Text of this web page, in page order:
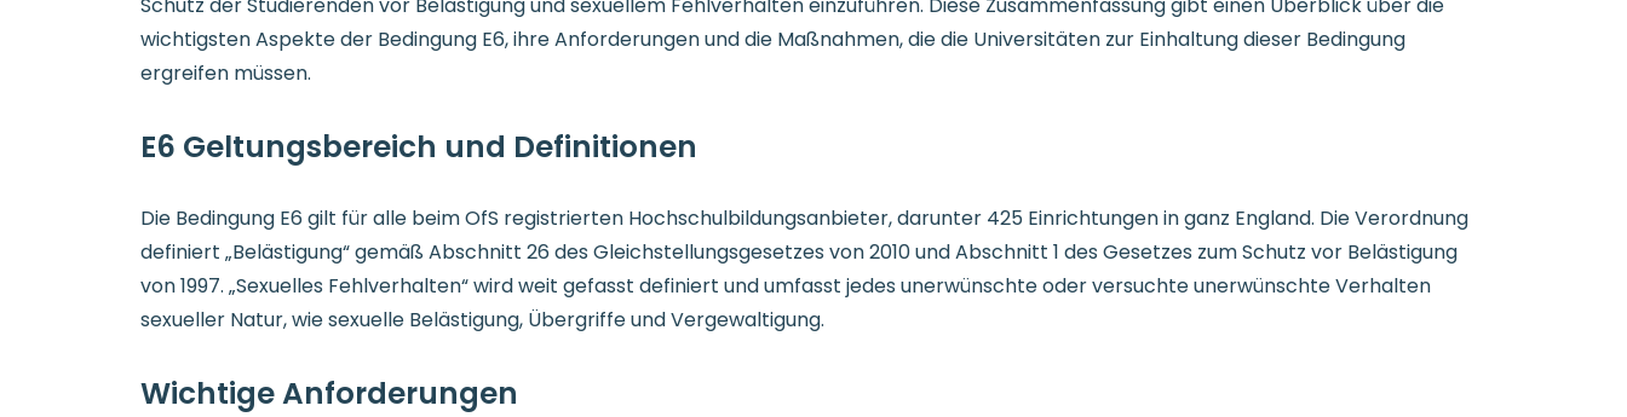
Schutz der Studierenden vor Belästigung und sexuellem Fehlverhalten einzuführen. Diese Zusammenfassung gibt einen Überblick über die
wichtigsten Aspekte der Bedingung E6, ihre Anforderungen und die Maßnahmen, die die Universitäten zur Einhaltung dieser Bedingung
ergreifen müssen.
E6 Geltungsbereich und Definitionen
Die Bedingung E6 gilt für alle beim OfS registrierten Hochschulbildungsanbieter, darunter 425 Einrichtungen in ganz England. Die Verordnung
definiert „Belästigung“ gemäß Abschnitt 26 des Gleichstellungsgesetzes von 2010 und Abschnitt 1 des Gesetzes zum Schutz vor Belästigung
von 1997. „Sexuelles Fehlverhalten“ wird weit gefasst definiert und umfasst jedes unerwünschte oder versuchte unerwünschte Verhalten
sexueller Natur, wie sexuelle Belästigung, Übergriffe und Vergewaltigung.
Wichtige Anforderungen